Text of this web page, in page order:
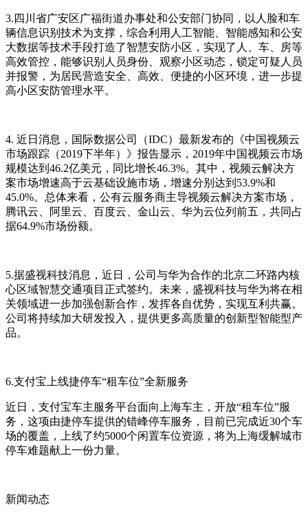
3.四川省广安区广福街道办事处和公安部门协同，以人脸和车
辆信息识别技术为支撑，综合利用人工智能、智能感知和公安
大数据等技术手段打造了智慧安防小区，实现了人、车、房等
高效管控，能够识别人员身份、观察小区动态，锁定可疑人员
并报警，为居民营造安全、高效、便捷的小区环境，进一步提
高小区安防管理水平。
4. 近日消息，国际数据公司（IDC）最新发布的《中国视频云
市场跟踪（2019下半年）》报告显示，2019年中国视频云市场
规模达到46.2亿美元，同比增长46.3%。其中，视频云解决方
案市场增速高于云基础设施市场，增速分别达到53.9%和
45.0%。总体来看，公有云服务商主导视频云解决方案市场，
腾讯云、阿里云、百度云、金山云、华为云位列前五，共同占
据64.9%市场份额。
5.据盛视科技消息，近日，公司与华为合作的北京二环路内核
心区域智慧交通项目正式签约。未来，盛视科技与华为将在相
关领域进一步加强创新合作，发挥各自优势，实现互利共赢。
公司将持续加大研发投入，提供更多高质量的创新型智能型产
品。
6.支付宝上线捷停车“租车位”全新服务
近日，支付宝车主服务平台面向上海车主，开放“租车位”服
务，这项由捷停车提供的错峰停车服务，目前已完成近30个车
场的覆盖，上线了约5000个闲置车位资源，将为上海缓解城市
停车难题献上一份力量。
新闻动态